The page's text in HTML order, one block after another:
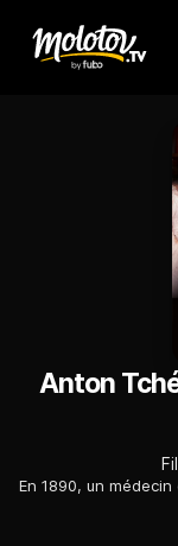
Anton